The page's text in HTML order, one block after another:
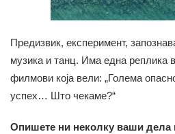
Предизвик, експеримент,
музика и танц. Има една реплика
филмови која вели: „Голема
успех… Што чекаме?“
Опишете ни неколку ваши дела